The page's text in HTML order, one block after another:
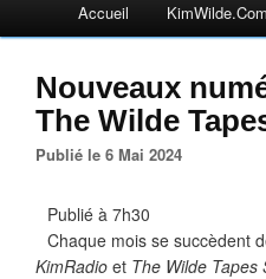
Accueil KimWilde.com
Nouveaux
The Wilde
Publié le 6 Mai 2024
Publié à 7h30
Chaque mois se succèdent
KimRadio et The Wilde Tapes